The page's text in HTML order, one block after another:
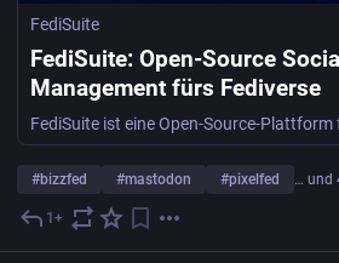
FediSuite
FediSuite: Open-Source
Management fürs Fediverse
#bizzfed #mastodon #pixelfed … und
1+